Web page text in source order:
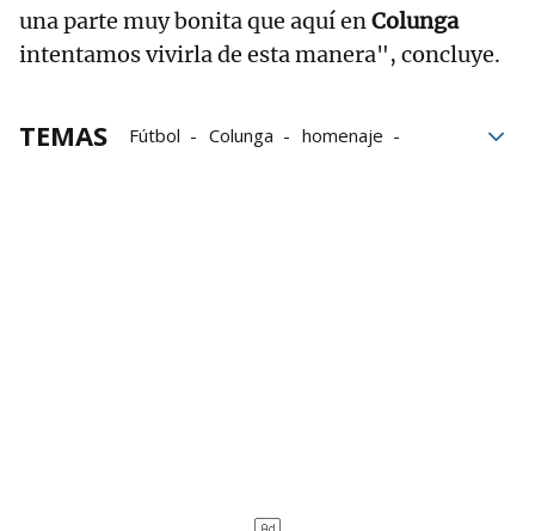
una parte muy bonita que aquí enColunga
intentamos vivirla de esta manera", concluye.
TEMAS Fútbol Colunga
homenaje